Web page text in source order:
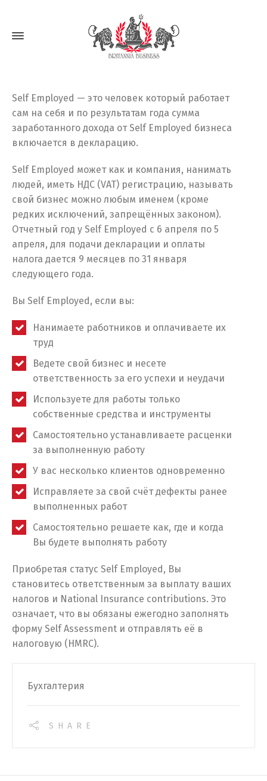
Self Employed — это человек который работает
сам на себя и по результатам года сумма
заработанного дохода от Self Employed бизнеса
включается в декларацию.
Self Employed может как и компания, нанимать
людей, иметь НДС (VAT) регистрацию, называть
свой бизнес можно любым именем (кроме
редких исключений, запрещённых законом).
Отчетный год у Self Employed с 6 апреля по 5
апреля, для подачи декларации и оплаты
налога дается 9 месяцев по 31 января
следующего года.
Вы Self Employed, если вы:
Нанимаете работников и оплачиваете их
труд
Ведете свой бизнес и несете
ответственность за его успехи и неудачи
Используете для работы только
собственные средства и инструменты
Самостоятельно устанавливаете расценки
за выполненную работу
У вас несколько клиентов одновременно
Исправляете за свой счёт дефекты ранее
выполненных работ
Самостоятельно решаете как, где и когда
Вы будете выполнять работу
Приобретая статус Self Employed, Вы
становитесь ответственным за выплату ваших
налогов и National Insurance contributions. Это
означает, что вы обязаны ежегодно заполнять
форму Self Assessment и отправлять её в
налоговую (HMRC).
Бухгалтерия
SHARE